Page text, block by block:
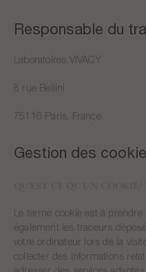
Responsable du
Laboratoires VIVACY
8 rue Bellini
75116 Paris, France
Gestion des
QU'EST CE QU'UN COOKIE/
Le terme cookie est à
également les traceurs
votre ordinateur lors de la
collecter des informations